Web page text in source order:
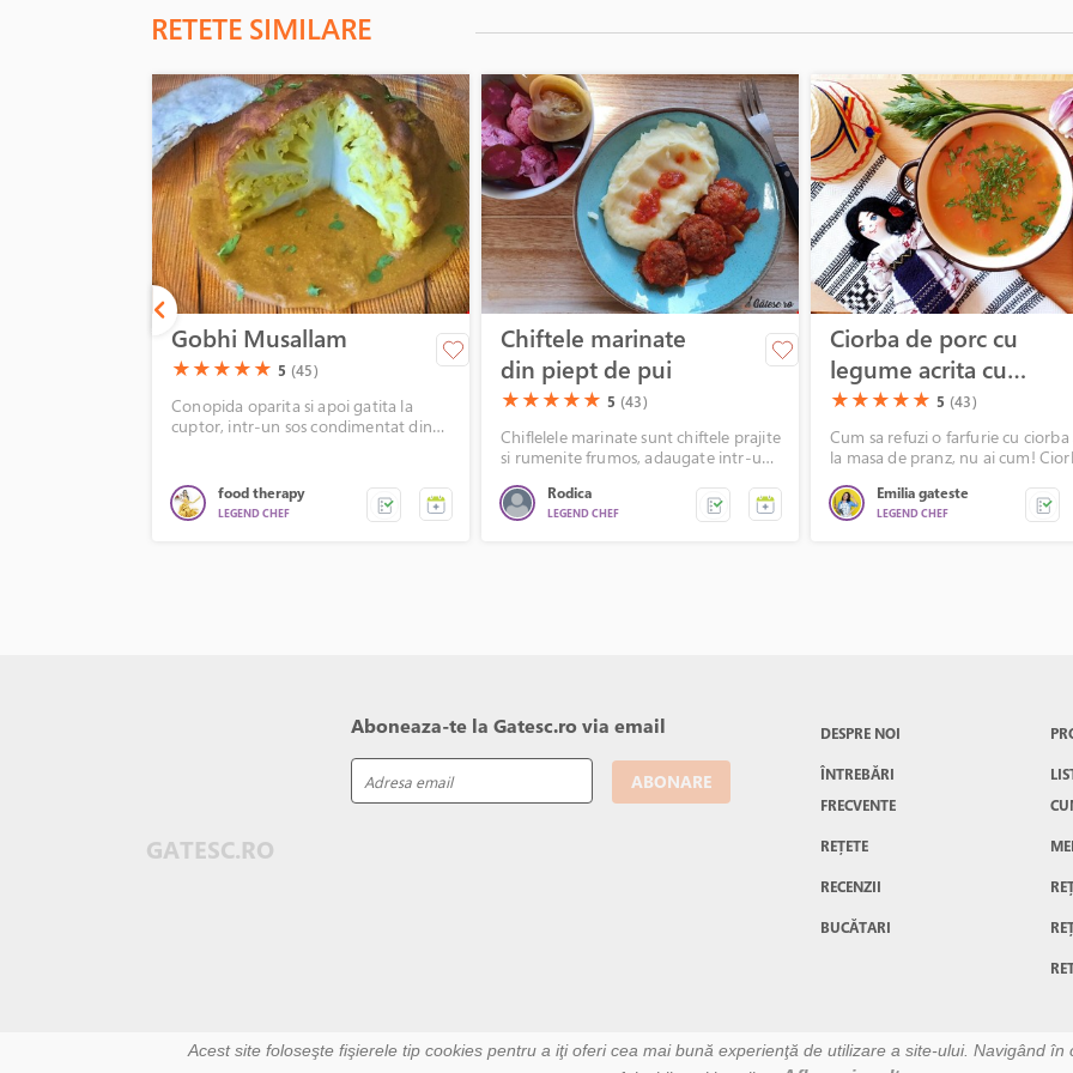
Acest site foloseşte fişierele tip cookies pentru a iţi oferi cea mai bună experienţă de utilizare a site-ului. Navigând
RETETE SIMILARE
Gobhi Musallam
(*)
★(*)
★(*)
★(*)
★(*)
★ 5 (45)
Conopida oparita si apoi gatita la
cuptor, intr-un sos condimentat din
food therapy
LEGEND CHEF
Chiftele marinate
din piept de pui
(*)
★(*)
★(*)
★(*)
★(*)
★ 5 (43)
Chiflelele marinate sunt chiftele prajite
si rumenite frumos, adaugate intr-un
Sosul este delicios, iar aceasta mancare
merge perfect alaturi de un piure
Rodica
LEGEND CHEF
Ciorba de porc cu
legume acrita cu
zeama de
corcoduse
(*)
★(*)
★(*)
★(*)
★(*)
★ 5 (43)
Cum sa refuzi o farfurie cu ciorba
la masa de pranz, nu ai cum!
La noi nu lipseste ciorba
am preparat pana acum tot felul
Emilia gateste
LEGEND CHEF
GATESC.RO
Aboneaza-te la Gatesc.ro via email
ABONARE
DESPRE NOI
ÎNTREBĂRI
FRECVENTE
REȚETE
RECENZII
BUCĂTARI